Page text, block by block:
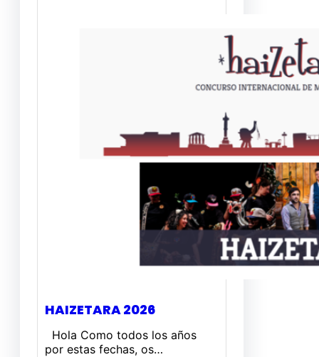
HAIZETARA 2026
Hola Como todos los años
por estas fechas, os…